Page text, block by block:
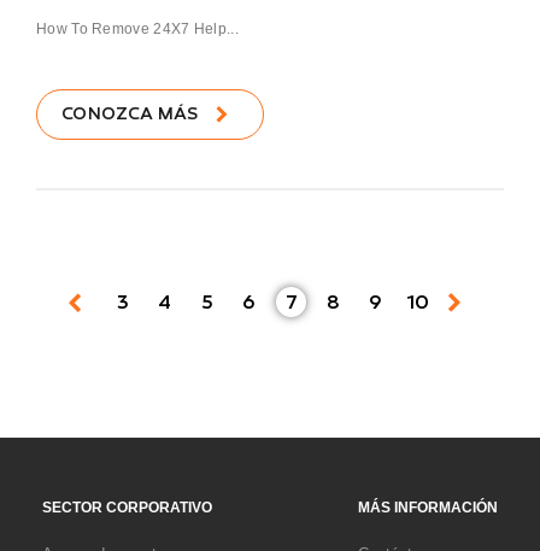
How To Remove 24X7 Help...
CONOZCA MÁS
3 4 5 6 7 8 9 10
SECTOR CORPORATIVO MÁS INFORMACIÓN